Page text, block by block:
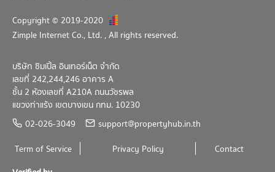
Copyright © 2019-2020
Zimple Internet Co., Ltd. , All rights reserved.
บริษัท ซิมเปิ้ล อินเทอร์เน็ต จำกัด
เลขที่ 242,244,246 อาคาร A
ชั้น 2 ห้องเลขที่ A210A ถนนวัชรพล
แขวงท่าแร้ง เขตบางเขน กทม. 10230
02-026-3049
support@propertyhub.in.th
Term of Service
Privacy Policy Contact